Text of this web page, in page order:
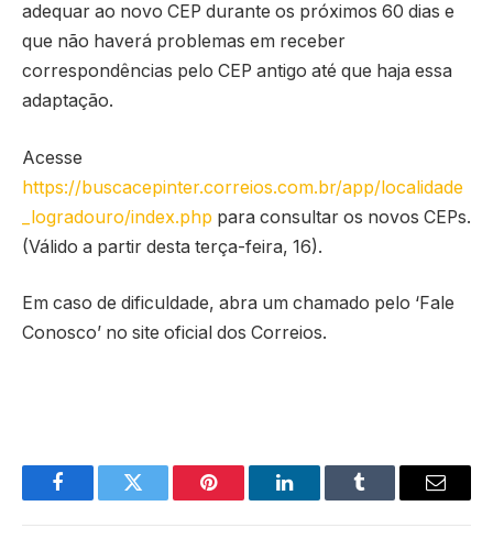
adequar ao novo CEP durante os próximos 60 dias e
que não haverá problemas em receber
correspondências pelo CEP antigo até que haja essa
adaptação.
Acesse
https://buscacepinter.correios.com.br/app/localidade
_logradouro/index.php para consultar os novos CEPs.
(Válido a partir desta terça-feira, 16).
Em caso de dificuldade, abra um chamado pelo ‘Fale
Conosco’ no site oficial dos Correios.
FacebookTwitter Pinterest LinkedInTumblr Email